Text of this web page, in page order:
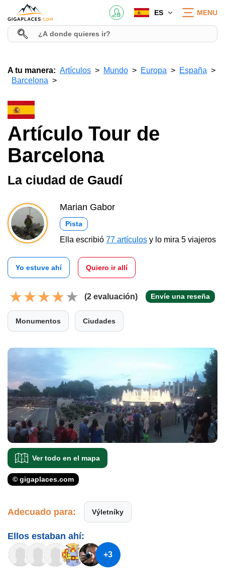
ES MENU
A tu manera: Artículos Mundo Europa
España
Barcelona
Artículo Tour de
Barcelona
La ciudad de Gaudí
Marian Gabor
Pista
Ella escribió 77 artículos y lo mira 5 viajeros
Yo estuve ahí Quiero ir allí
(2 evaluación) Envíe una reseña
Monumentos Ciudades
Ver todo en el mapa
© gigaplaces.com
Adecuado para: Výletníky
Ellos estaban ahí:
+3